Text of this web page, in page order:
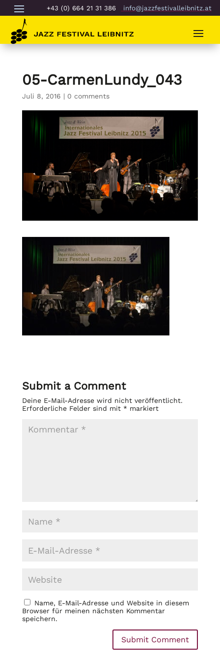
+43 (0) 664 21 31 386 info@jazzfestivalleibnitz.at
05-CarmenLundy_043
Juli 8, 2016 | 0 comments
Submit a Comment
Deine E-Mail-Adresse wird nicht veröffentlicht.
Erforderliche Felder sind mit *markiert
Name, E-Mail-Adresse und Website in diesem
Browser für meinen nächsten Kommentar
speichern.